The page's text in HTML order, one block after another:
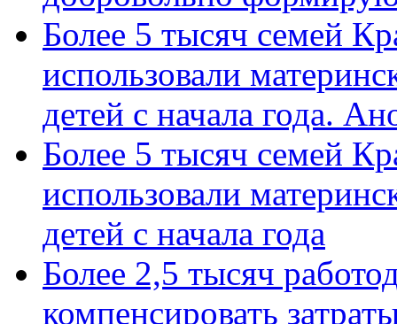
Более 5 тысяч семей
использовали
детей с начала года.
Более 5 тысяч семей
использовали
детей с начала года
Более 2,5 тысяч
компенсировать